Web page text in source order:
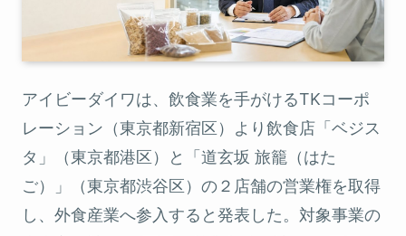
アイビーダイワは、飲食業を手がけるTKコーポ
レーション（東京都新宿区）より飲食店「ベジス
タ」（東京都港区）と「道玄坂 旅籠（はた
ご）」（東京都渋谷区）の２店舗の営業権を取得
し、外食産業へ参入すると発表した。対象事業の